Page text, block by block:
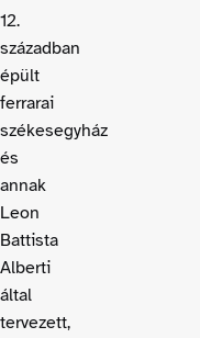
12.
században
épült
ferrarai
székesegyház
és
annak
Leon
Battista
Alberti
által
tervezett,